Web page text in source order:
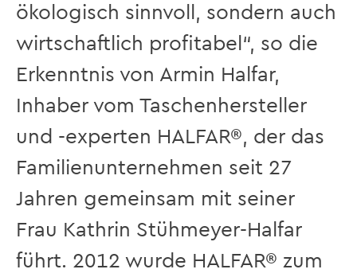
ökologisch sinnvoll, sondern auch
wirtschaftlich profitabel“, so die
Erkenntnis von Armin Halfar,
Inhaber vom Taschenhersteller
und -experten HALFAR®, der das
Familienunternehmen seit 27
Jahren gemeinsam mit seiner
Frau Kathrin Stühmeyer-Halfar
führt. 2012 wurde HALFAR® zum